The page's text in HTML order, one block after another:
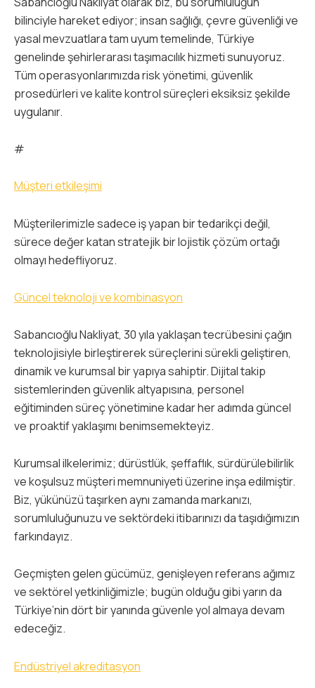
bilinciyle hareket ediyor; insan sağlığı, çevre güvenliği ve
yasal mevzuatlara tam uyum temelinde, Türkiye
genelinde şehirlerarası taşımacılık hizmeti sunuyoruz.
Tüm operasyonlarımızda risk yönetimi, güvenlik
prosedürleri ve kalite kontrol süreçleri eksiksiz şekilde
uygulanır.
#
Müşteri etkileşimi
Müşterilerimizle sadece iş yapan bir tedarikçi değil,
sürece değer katan stratejik bir lojistik çözüm ortağı
olmayı hedefliyoruz.
Güncel teknoloji ve kombinasyon
Sabancıoğlu Nakliyat, 30 yıla yaklaşan tecrübesini çağın
teknolojisiyle birleştirerek süreçlerini sürekli geliştiren,
dinamik ve kurumsal bir yapıya sahiptir. Dijital takip
sistemlerinden güvenlik altyapısına, personel
eğitiminden süreç yönetimine kadar her adımda güncel
ve proaktif yaklaşımı benimsemekteyiz.
Kurumsal ilkelerimiz; dürüstlük, şeffaflık, sürdürülebilirlik
ve koşulsuz müşteri memnuniyeti üzerine inşa edilmiştir.
Biz, yükünüzü taşırken aynı zamanda markanızı,
sorumluluğunuzu ve sektördeki itibarınızı da taşıdığımızın
farkındayız.
Geçmişten gelen gücümüz, genişleyen referans ağımız
ve sektörel yetkinliğimizle; bugün olduğu gibi yarın da
Türkiye’nin dört bir yanında güvenle yol almaya devam
edeceğiz.
Endüstriyel akreditasyon